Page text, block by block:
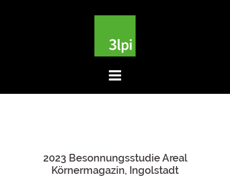
2023 Besonnungsstudie Areal
Körnermagazin, Ingolstadt